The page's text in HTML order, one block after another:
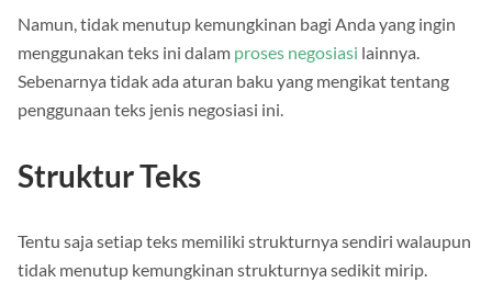
Namun, tidak menutup kemungkinan bagi Anda yang ingin
menggunakan teks ini dalam proses negosiasi lainnya.
Sebenarnya tidak ada aturan baku yang mengikat tentang
penggunaan teks jenis negosiasi ini.
Struktur Teks
Tentu saja setiap teks memiliki strukturnya sendiri walaupun
tidak menutup kemungkinan strukturnya sedikit mirip.